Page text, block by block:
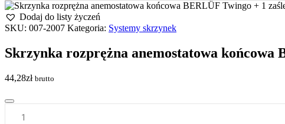
Dodaj do listy życzeń
SKU: 007-2007 Kategoria: Systemy skrzynek
Skrzynka rozprężna anemostatowa końcowa
44,28zł brutto
Skrzynka